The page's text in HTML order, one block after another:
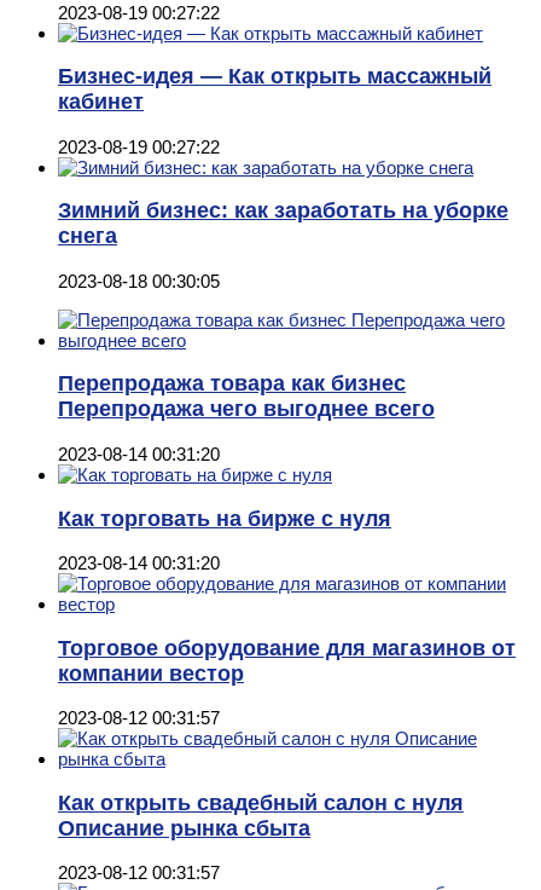
2023-08-19 00:27:22
Бизнес-идея — Как открыть массажный
кабинет
2023-08-19 00:27:22
Зимний бизнес: как заработать на уборке
снега
2023-08-18 00:30:05
Перепродажа товара как бизнес
Перепродажа чего выгоднее всего
2023-08-14 00:31:20
Как торговать на бирже с нуля
2023-08-14 00:31:20
Торговое оборудование для магазинов от
компании вестор
2023-08-12 00:31:57
Как открыть свадебный салон с нуля
Описание рынка сбыта
2023-08-12 00:31:57